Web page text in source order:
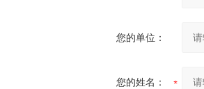
您的单位：
您的姓名：